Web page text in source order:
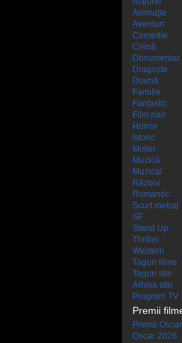
Animaţie
Aventuri
Comedie
Crimă
Documentar
Dragoste
Dramă
Familie
Fantastic
Film noir
Horror
Istoric
Mister
Muzică
Muzical
Război
Romantic
Scurt metraj
SF
Stand Up
Thriller
Western
Taguri filme
Taguri stiri
Arhiva stiri
Program TV
Premii
Premii Oscar
Oscar 2026